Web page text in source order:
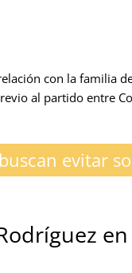
con la familia
al partido entre
evitar
en